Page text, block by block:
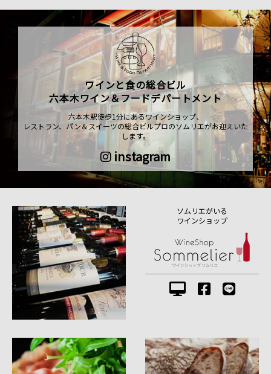
ワインと食の総合ビル
六本木ワイン＆フードデパートメント
六本木駅徒歩1分にあるワインショップ、
レストラン、パン＆スイーツの総合ビルプロのソムリエがお迎えいた
します。
instagram
ソムリエがいる
ワインショップ